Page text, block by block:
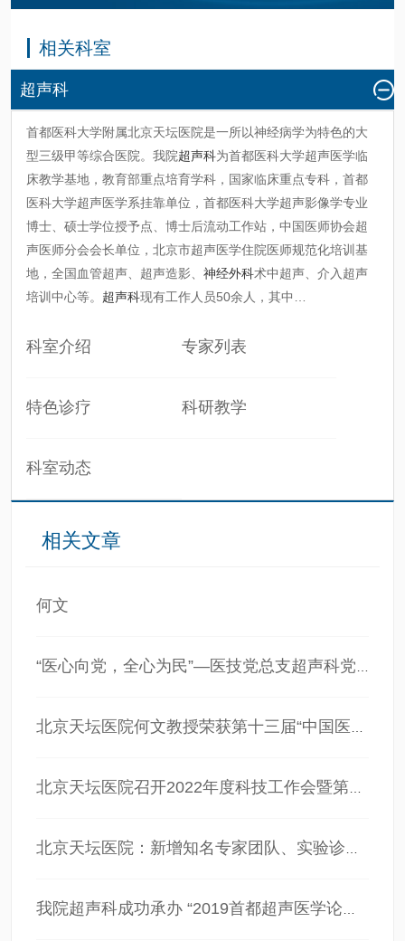
指南、血管超声指南、超声造影指南等。
擅长： 血管超声、经颅超声诊断帕金森病、腹部、浅表器官超
声诊断；肝脏、肾脏、甲状腺、乳腺等的介入超声诊断与治疗
相关科室
超声科
首都医科大学附属北京天坛医院是一所以神经病学为特色的大
型三级甲等综合医院。我院超声科为首都医科大学超声医学临
床教学基地，教育部重点培育学科，国家临床重点专科，首都
医科大学超声医学系挂靠单位，首都医科大学超声影像学专业
博士、硕士学位授予点、博士后流动工作站，中国医师协会超
声医师分会会长单位，北京市超声医学住院医师规范化培训基
地，全国血管超声、超声造影、 神经外科术中超声、介入超声
培训中心等。 超声科现有工作人员50余人，其中…
科室介绍 专家列表
特色诊疗 科研教学
科室动态
相关文章
何文